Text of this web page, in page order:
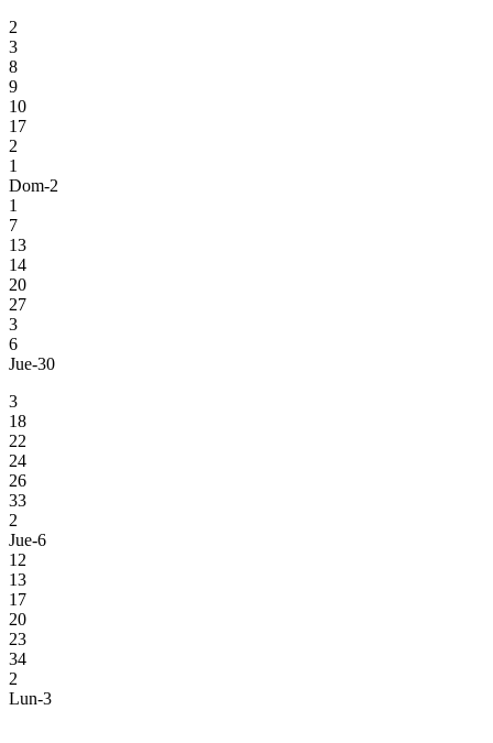
2
3
8
9
10
17
2
1
Dom-2
1
7
13
14
20
27
3
6
Jue-30
3
18
22
24
26
33
2
Jue-6
12
13
17
20
23
34
2
Lun-3